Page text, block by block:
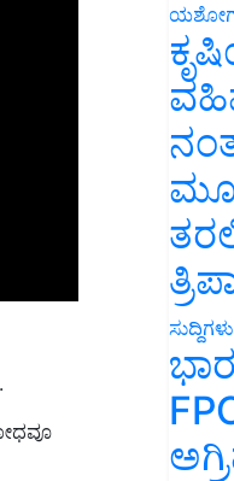
ಸುದ್ದಿಗಳು